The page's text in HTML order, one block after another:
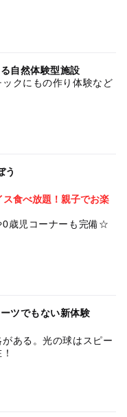
自然体験型施設
クにもの作り体験など
う
食べ放題！親子でお楽
0歳児コーナーも完備☆
ツでもない新体験
ある。光の球はスピー